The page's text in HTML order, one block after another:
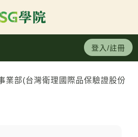
登入/註冊
業部(台灣衛理國際品保驗證股份